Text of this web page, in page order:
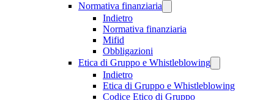
Normativa finanziaria
Indietro
Normativa finanziaria
Mifid
Obbligazioni
Etica di Gruppo e Whistleblowing
Indietro
Etica di Gruppo e Whistleblowing
Codice Etico di Gruppo